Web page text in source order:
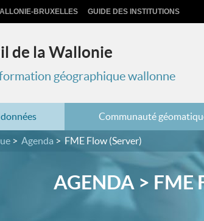
BRUXELLES GUIDE DES INSTITUTIONS
de la Wallonie
géographique wallonne
Communauté
Agenda FME Flow (Server)
AGENDA > FME